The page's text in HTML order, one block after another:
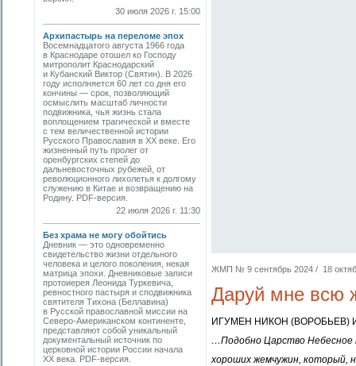
30 июля 2026 г. 15:00
Архипастырь на переломе эпох
Восемнадцатого августа 1966 года
в Краснодаре отошел ко Господу
митрополит Краснодарский
и Кубанский Виктор (Святин). В 2026
году исполняется 60 лет со дня его
кончины — срок, позволяющий
осмыслить масштаб личности
подвижника, чья жизнь стала
воплощением трагической и вместе
с тем величественной истории
Русского Православия в XX веке. Его
жизненный путь пролег от
оренбургских степей до
дальневосточных рубежей, от
революционного лихолетья к долгому
служению в Китае и возвращению на
Родину. PDF-версия.
22 июля 2026 г. 11:30
Без храма не могу обойтись
Дневник — это одновременно
свидетельство жизни отдельного
человека и целого поколения, некая
матрица эпохи. Дневниковые записи
протоиерея Леонида Туркевича,
ревностного пастыря и сподвижника
святителя Тихона (Беллавина)
в Русской православной миссии на
Северо-Американском континенте,
представляют собой уникальный
документальный источник по
церковной истории России начала
ХХ века. PDF-версия.
ЖМП № 9 сентябрь 2024 / 18
Даруй мне всю
ИГУМЕН НИКОН (ВОРОБЬЕВ)
…Подобно Царство Небесное
хороших жемчужин, который,